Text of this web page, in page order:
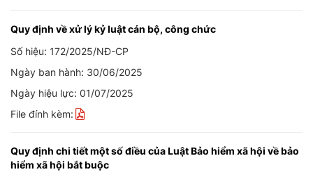
Quy định về xử lý kỷ luật cán bộ, công chức
Số hiệu: 172/2025/NĐ-CP
Ngày ban hành: 30/06/2025
Ngày hiệu lực: 01/07/2025
File đính kèm:
Quy định chi tiết một số điều của Luật Bảo hiểm xã hội về bảo
hiểm xã hội bắt buộc